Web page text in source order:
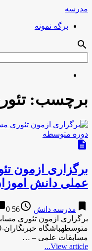
مدرسه
برگه نمونه
search
برچسب:
description
برگزاری ازمون
عملی دانش
bookmark مدرسه دانش access_time
56 years ago
0
برگزاری ازمون تئوری
مسابقات علمی – …
View article...